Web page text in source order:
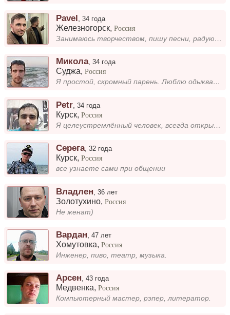
Pavel ,34 года
Железногорск,Россия
Занимаюсь творчеством, пишу песни, радуюсь жизни, люблю общение в живую!
Микола,34 года
Суджа,Россия
Я простой, скромный парень. Люблю одыкватных людей. Терпеть не могу борзых и тех кто строит из себя больше чем он стоит....
Petr ,34 года
Курск,Россия
Я целеустремлённый человек, всегда открыт к новым знакомствам и обладаю добрым чувством юмора. Вредных привычек нет, что...
Серега,32 года
Курск,Россия
все узнаете сами при общении
Владлен ,36 лет
Золотухино,Россия
Не женат)
Вардан ,47 лет
Хомутовка,Россия
Инженер, пиво, театр, музыка.
Арсен,43 года
Медвенка,Россия
Компьютерный мастер, рэпер, литератор.